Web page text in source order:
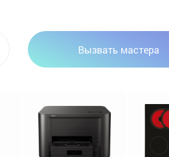
Вызвать мастера